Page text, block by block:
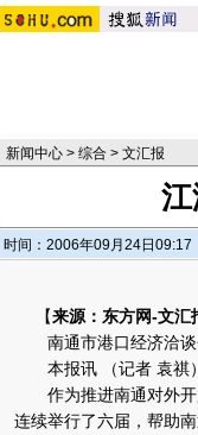
新闻中心 > 综合 > 文汇报
时间：2006年09月24日09:17
【来源：东方网-文汇
南通市港口经济洽谈
本报讯 （记者 袁祺）
作为推进南通对外开
连续举行了六届，帮助